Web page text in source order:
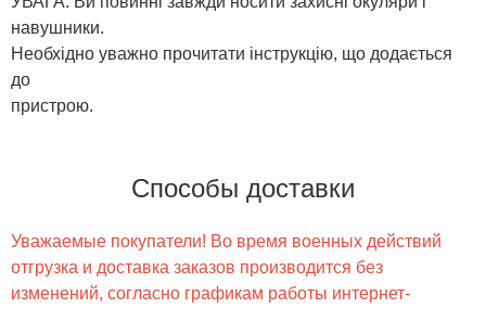
навушники.
Необхідно уважно прочитати інструкцію, що додається
до
пристрою.
Способы доставки
Уважаемые покупатели! Во время военных действий
отгрузка и доставка заказов производится без
изменений, согласно графикам работы интернет-